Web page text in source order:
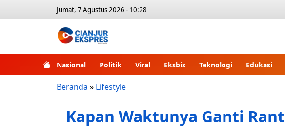
Jumat, 7 Agustus 2026 - 10:28
Nasional Politik Viral Eksbis Teknologi Edukasi
Beranda » Lifestyle
Kapan Waktunya Ganti